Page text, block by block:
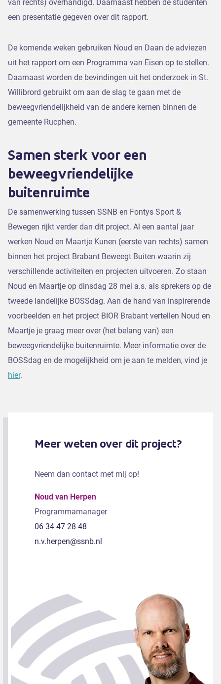
van rechts) overhandigd. Daarnaast hebben de studenten
een presentatie gegeven over dit rapport.
De komende weken gebruiken Noud en Daan de adviezen
uit het rapport om een Programma van Eisen op te stellen.
Daarnaast worden de bevindingen uit het onderzoek in St.
Willibrord gebruikt om aan de slag te gaan met de
beweegvriendelijkheid van de andere kernen binnen de
gemeente Rucphen.
Samen sterk voor een
beweegvriendelijke
buitenruimte
De samenwerking tussen SSNB en Fontys Sport &
Bewegen rijkt verder dan dit project. Al een aantal jaar
werken Noud en Maartje Kunen (eerste van rechts) samen
binnen het project Brabant Beweegt Buiten waarin zij
verschillende activiteiten en projecten uitvoeren. Zo staan
Noud en Maartje op dinsdag 28 mei a.s. als sprekers op de
tweede landelijke BOSSdag. Aan de hand van inspirerende
voorbeelden en het project BIOR Brabant vertellen Noud en
Maartje je graag meer over (het belang van) een
beweegvriendelijke buitenruimte. Meer informatie over de
BOSSdag en de mogelijkheid om je aan te melden, vind je
hier.
Meer weten over dit project?
Neem dan contact met mij op!
Noud van Herpen
Programmamanager
06 34 47 28 48
n.v.herpen@ssnb.nl